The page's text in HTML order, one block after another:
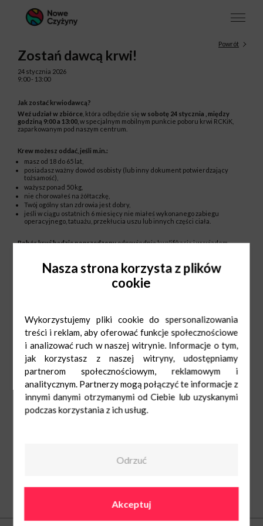
Powrót
Zostań dawcą krwi!
24 stycznia 2026
9:00 - 13:00
Jak zostać krwiodawcą?
Weź udział w zbiórce , która odbędzie się w sobotę 24 stycznia , między
godziną 9:00 a 13:00, w specjalnym mobilnym punkcie poboru krwi RCKiK,
zaparkowanym pod naszym centrum.
Krew możesz oddać, jeśli m.in.:
masz od 18 do 65 lat,
posiadasz ważny dowód osobisty (lub inny dokument potwierdzający
tożsamość),
ważysz ponad 50 kg,
nie chorowałeś na żółtaczkę,
Twój ogólny stan zdrowia jest dobry,
jeśli w ciągu ostatnich 6 miesięcy nie miałeś wykonanego zabiegu
operacyjnego, tatuażu, przekłucia uszu lub innych części ciała.
Pobór krwi będzie poprzedzonyodpowiednią kwalifikacją i wywiadem
Przed zabiegiem zalecamy zjedzenie lekkostrawnego posiłku oraz
aby proces oddawania krwi przebiegł sprawnie i
Nasza strona korzysta z plików
cookie
Wykorzystujemy pliki cookie do spersonalizowania
treści i reklam, aby oferować funkcje społecznościowe
i analizować ruch w naszej witrynie. Informacje o tym,
jak korzystasz z naszej witryny, udostępniamy
partnerom społecznościowym, reklamowym i
analitycznym. Partnerzy mogą połączyć te informacje z
innymi danymi otrzymanymi od Ciebie lub uzyskanymi
podczas korzystania z ich usług.
Odrzuć
Akceptuj